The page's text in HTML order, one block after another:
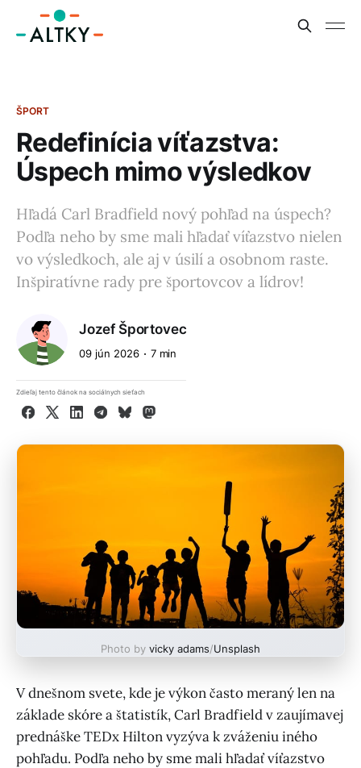
ŠPORT
Redefinícia víťazstva:
Úspech mimo výsledkov
Hľadá Carl Bradfield nový pohľad na úspech?
Podľa neho by sme mali hľadať víťazstvo nielen
vo výsledkoch, ale aj v úsilí a osobnom raste.
Inšpiratívne rady pre športovcov a lídrov!
Jozef Športovec
09 jún 2026 7 min
Zdieľaj tento článok na sociálnych sieťach
Facebook
X LinkedInTelegram
BlueskyMastodon
Photo by vicky adams/Unsplash
V dnešnom svete, kde je výkon často meraný len na
základe skóre a štatistík, Carl Bradfield v zaujímavej
prednáške TEDx Hilton vyzýva k zváženiu iného
pohľadu. Podľa neho by sme mali hľadať víťazstvo